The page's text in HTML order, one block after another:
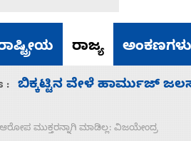
ರಾಜ್ಯ ಅಂಕಣಗಳು
: ನಾಗೇಂದ್ರ ರಾಜೀನಾಮೆ
ಮುಕ್ತರನ್ನಾಗಿ ಮಾಡಿಲ್ಲ: ವಿಜಯೇಂದ್ರ